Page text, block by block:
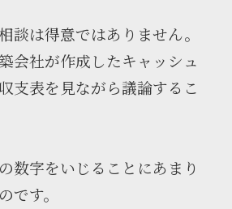
談は得意ではありません。
会社が作成したキャッシュ
支表を見ながら議論するこ
数字をいじることにあまり
です。